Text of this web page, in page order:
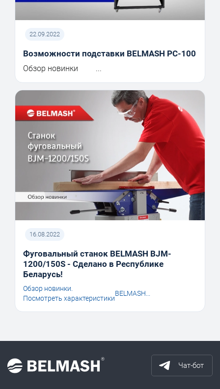
22.09.2022
Возможности подставки BELMASH PC-100
Обзор новинки ...
16.08.2022
Фуговальный станок BELMASH BJM-
1200/150S - Сделано в Республике
Беларусь!
Обзор новинки.
Посмотреть характеристики
BELMASH...
Чат-бот